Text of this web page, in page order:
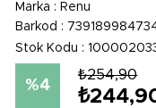
Marka : Renu
Barkod :
Stok Kodu
4
₺254,90